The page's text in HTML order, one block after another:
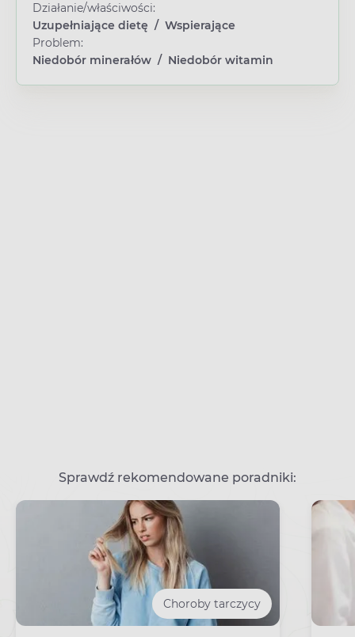
Działanie/właściwości:
Uzupełniające dietę / Wspierające
Problem:
Niedobór minerałów / Niedobór witamin
Sprawdź rekomendowane poradniki:
Choroby tarczycy